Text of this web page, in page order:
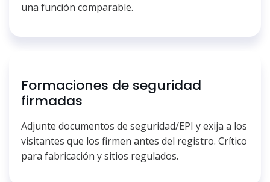
una función comparable.
Formaciones de seguridad
firmadas
Adjunte documentos de seguridad/EPI y exija a los
visitantes que los firmen antes del registro. Crítico
para fabricación y sitios regulados.